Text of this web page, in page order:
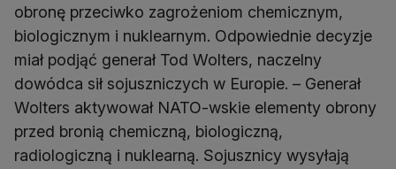
obronę przeciwko zagrożeniom chemicznym,
biologicznym i nuklearnym. Odpowiednie decyzje
miał podjąć generał Tod Wolters, naczelny
dowódca sił sojuszniczych w Europie. – Generał
Wolters aktywował NATO-wskie elementy obrony
przed bronią chemiczną, biologiczną,
radiologiczną i nuklearną. Sojusznicy wysyłają